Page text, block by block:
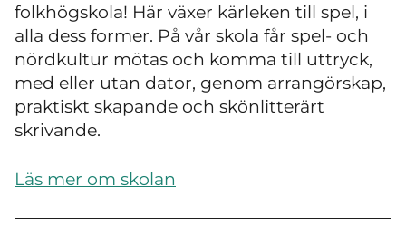
folkhögskola! Här växer kärleken till spel, i
alla dess former. På vår skola får spel- och
nördkultur mötas och komma till uttryck,
med eller utan dator, genom arrangörskap,
praktiskt skapande och skönlitterärt
skrivande.
Läs mer om skolan